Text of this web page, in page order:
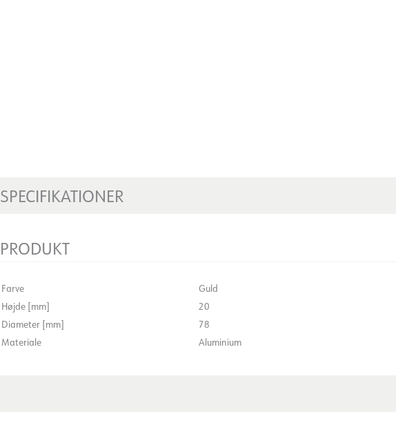
SPECIFIKATIONER
PRODUKT
Farve
Guld
Højde [mm]
20
Diameter [mm]
78
Materiale
Aluminium